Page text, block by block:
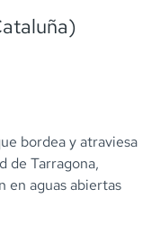
bordea y atraviesa
de Tarragona,
en aguas abiertas